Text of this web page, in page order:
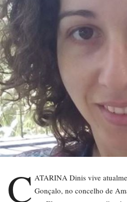
C ATARINA Dinis vive
Gonçalo, no concelho de